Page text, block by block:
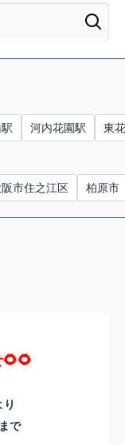
河内花園駅 東
阪市住之江区 柏原市
り
まで